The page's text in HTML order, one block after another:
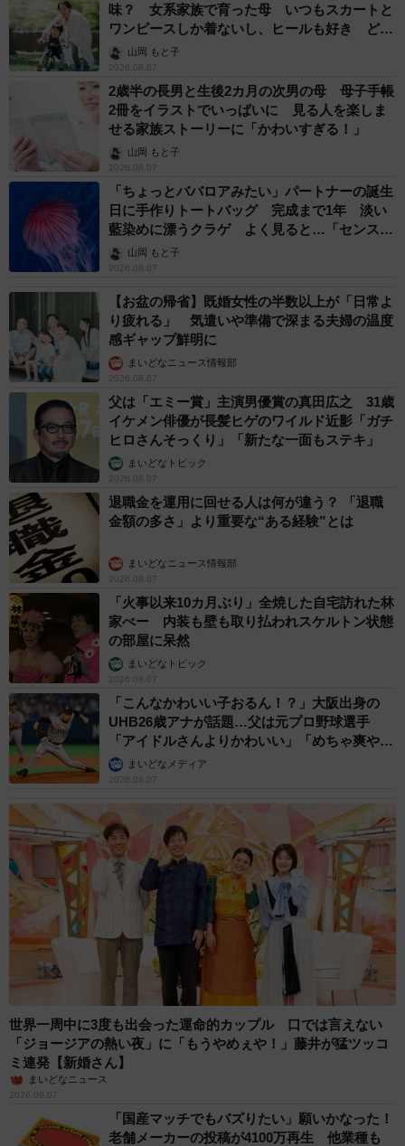
味？ 女系家族で育った母 いつもスカートと
ワンピースしか着ないし、ヒールも好き どの
へんが…
山岡 もと子
2026.08.07
2歳半の長男と生後2カ月の次男の母 母子手帳
2冊をイラストでいっぱいに 見る人を楽しま
せる家族ストーリーに「かわいすぎる！」
山岡 もと子
2026.08.07
「ちょっとババロアみたい」パートナーの誕生
日に手作りトートバッグ 完成まで1年 淡い
藍染めに漂うクラゲ よく見ると…「センスす
ごい」山岡 もと子
2026.08.07
【お盆の帰省】既婚女性の半数以上が「日常よ
り疲れる」 気遣いや準備で深まる夫婦の温度
感ギャップ鮮明に
まいどなニュース情報部
2026.08.07
父は「エミー賞」主演男優賞の真田広之 31歳
イケメン俳優が長髪ヒゲのワイルド近影「ガチ
ヒロさんそっくり」「新たな一面もステキ」
まいどなトピック
2026.08.07
退職金を運用に回せる人は何が違う？ 「退職
金額の多さ」より重要な“ある経験”とは
まいどなニュース情報部
2026.08.07
「火事以来10カ月ぶり」全焼した自宅訪れた林
家ぺー 内装も壁も取り払われスケルトン状態
の部屋に呆然
まいどなトピック
2026.08.07
「こんなかわいい子おるん！？」大阪出身の
UHB26歳アナが話題…父は元プロ野球選手
「アイドルさんよりかわいい」「めちゃ爽や
か」まいどなメディア
2026.08.07
世界一周中に3度も出会った運命的カップル 口では言えない
「ジョージアの熱い夜」に「もうやめぇや！」藤井が猛ツッコ
ミ連発【新婚さん】
まいどなニュース
2026.08.07
「国産マッチでもバズりたい」願いかなった！
老舗メーカーの投稿が4100万再生 他業種も